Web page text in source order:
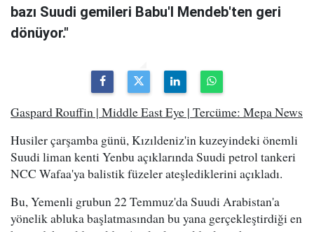
bazı Suudi gemileri Babu'l Mendeb'ten geri
dönüyor."
Gaspard Rouffin | Middle East Eye | Tercüme: Mepa News
Husiler çarşamba günü, Kızıldeniz'in kuzeyindeki önemli
Suudi liman kenti Yenbu açıklarında Suudi petrol tankeri
NCC Wafaa'ya balistik füzeler ateşlediklerini açıkladı.
Bu, Yemenli grubun 22 Temmuz'da Suudi Arabistan'a
yönelik abluka başlatmasından bu yana gerçekleştirdiği en